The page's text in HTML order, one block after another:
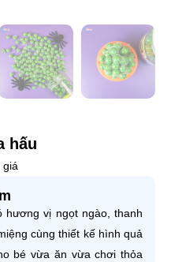
hấu
giá
hương vị ngọt ngào, thanh
cùng thiết kế hình quả
bé vừa ăn vừa chơi thỏa